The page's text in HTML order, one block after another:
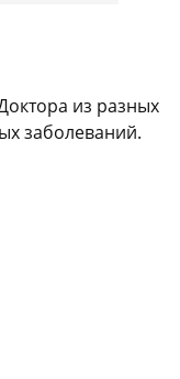
из разных
заболеваний.